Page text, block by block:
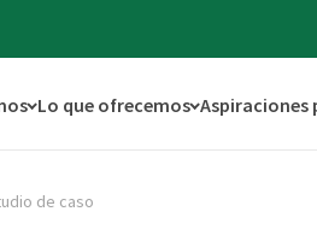
Lo que ofrecemos Aspiraciones
de caso